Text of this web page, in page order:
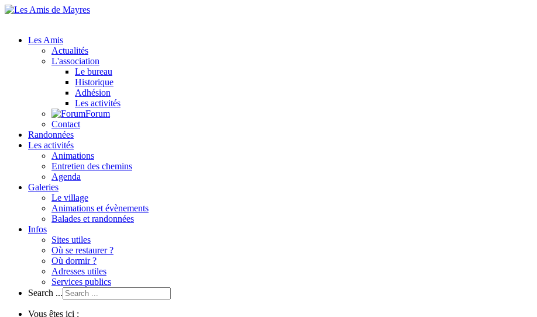
Les Amis
Actualités
L'association
Le bureau
Historique
Adhésion
Les activités
Forum
Contact
Randonnées
Les activités
Animations
Entretien des chemins
Agenda
Galeries
Le village
Animations et évènements
Balades et randonnées
Infos
Sites utiles
Où se restaurer ?
Où dormir ?
Adresses utiles
Services publics
Search ...
Vous êtes ici :